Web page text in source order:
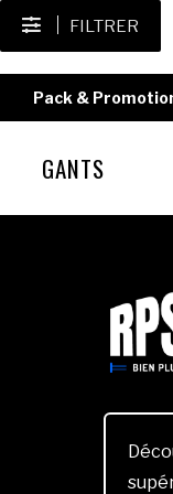
FILTRER
Pack &
GANTS